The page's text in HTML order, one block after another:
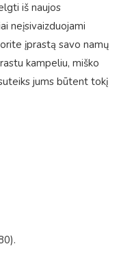
iš naujos
neįsivaizduojami
įprastą savo namų
kampeliu, miško
jums būtent tokį
.